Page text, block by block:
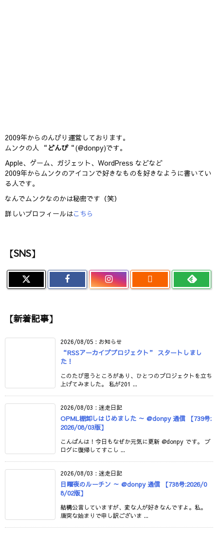
2009年からのんびり運営しております。
ムンクの人 “ どんぴ“(@donpy)です。
Apple、ゲーム、ガジェット、WordPress などなど
2009年からムンクのアイコンで好きなものを好きなように書いてい
る人です。
なんでムンクなのかは秘密です（笑）
詳しいプロフィールはこちら
【SNS】

【新着記事】
2026/08/05 : お知らせ
“RSSアーカイブプロジェクト” スタートしまし
た！
このたび思うところがあり、ひとつのプロジェクトを立ち
上げてみました。 私が201 ...
2026/08/03 : 迷走日記
OPML棚卸しはじめました ～ @donpy 通信 【739号:
2026/08/03版】
こんばんは！今日もなぜか元気に更新 @donpy です。 ブ
ログに復帰してすこし ...
2026/08/03 : 迷走日記
日曜夜のルーチン ～ @donpy 通信 【738号:2026/0
8/02版】
結構公言していますが、変な人が好きなんですよ。私。
唐突な始まりで申し訳ございま ...